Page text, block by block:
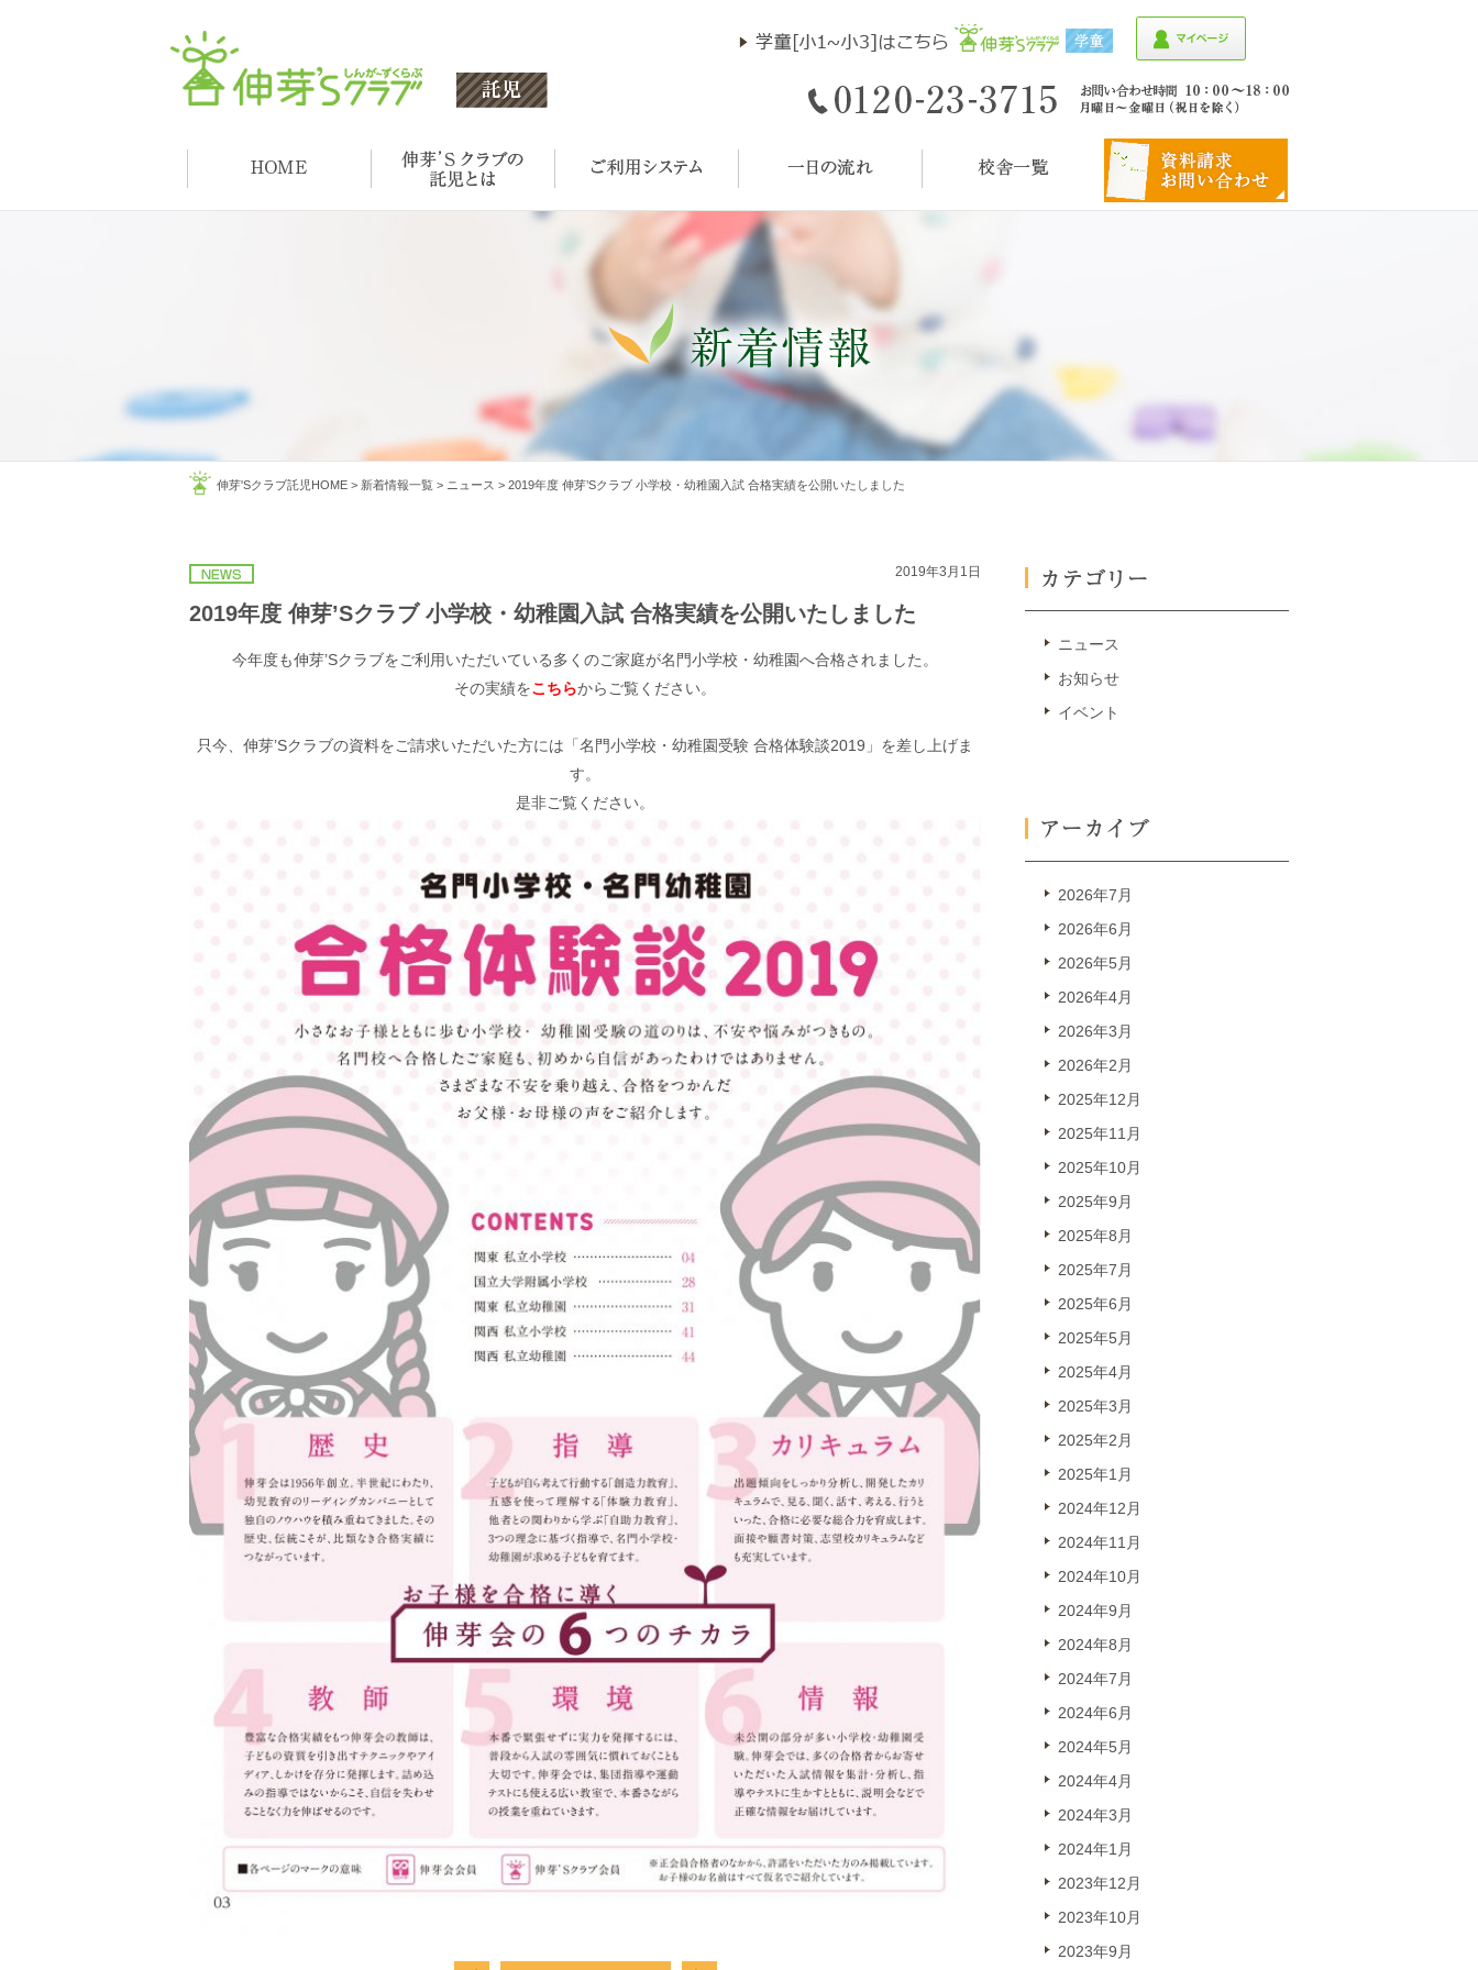
伸芽'Sクラブ託児HOME > 新着情報一覧 > ニュース > 2019年度 伸芽’Sクラブ 小学校・幼稚園入試 合格実績を公開いたしました
2019年3月1日
2019年度 伸芽’Sクラブ 小学校・幼稚園入試 合格実績を公開いたしました
今年度も伸芽’Sクラブをご利用いただいている多くのご家庭が名門小学校・幼稚園へ合格されました。
その実績をこちらからご覧ください。
只今、伸芽’Sクラブの資料をご請求いただいた方には「名門小学校・幼稚園受験 合格体験談2019」を差し上げま
す。
是非ご覧ください。
ニュース
お知らせ
イベント
2026年7月
2026年6月
2026年5月
2026年4月
2026年3月
2026年2月
2025年12月
2025年11月
2025年10月
2025年9月
2025年8月
2025年7月
2025年6月
2025年5月
2025年4月
2025年3月
2025年2月
2025年1月
2024年12月
2024年11月
2024年10月
2024年9月
2024年8月
2024年7月
2024年6月
2024年5月
2024年4月
2024年3月
2024年1月
2023年12月
2023年10月
2023年9月